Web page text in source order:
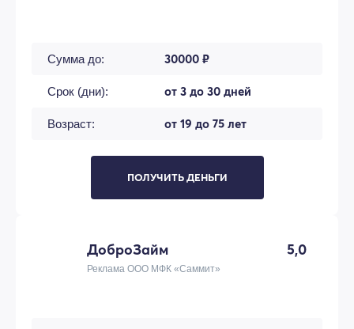
Сумма до: 30000 ₽
Срок (дни): от 3 до 30 дней
Возраст: от 19 до 75 лет
ПОЛУЧИТЬ ДЕНЬГИ
ДоброЗайм 5,0
Реклама ООО МФК «Саммит»